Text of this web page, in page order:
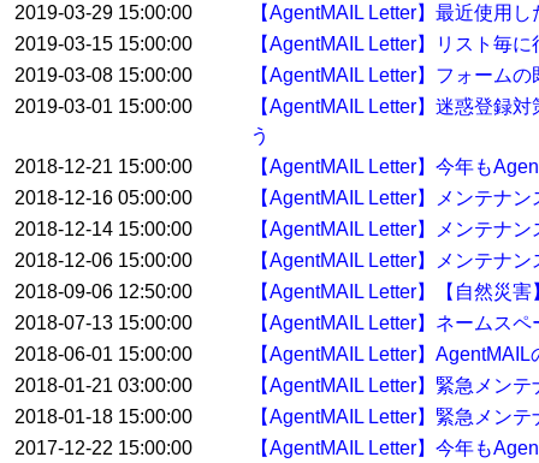
2019-03-29 15:00:00
【AgentMAIL Letter】最近使用
2019-03-15 15:00:00
【AgentMAIL Letter】リスト毎
2019-03-08 15:00:00
【AgentMAIL Letter】フォーム
2019-03-01 15:00:00
【AgentMAIL Letter】迷惑登録
う
2018-12-21 15:00:00
【AgentMAIL Letter】今年も
2018-12-16 05:00:00
【AgentMAIL Letter】メンテナ
2018-12-14 15:00:00
【AgentMAIL Letter】メンテナ
2018-12-06 15:00:00
【AgentMAIL Letter】メンテナ
2018-09-06 12:50:00
【AgentMAIL Letter】【自然災
2018-07-13 15:00:00
【AgentMAIL Letter】ネームス
2018-06-01 15:00:00
【AgentMAIL Letter】
2018-01-21 03:00:00
【AgentMAIL Letter】緊急メン
2018-01-18 15:00:00
【AgentMAIL Letter】緊急メン
2017-12-22 15:00:00
【AgentMAIL Letter】今年も